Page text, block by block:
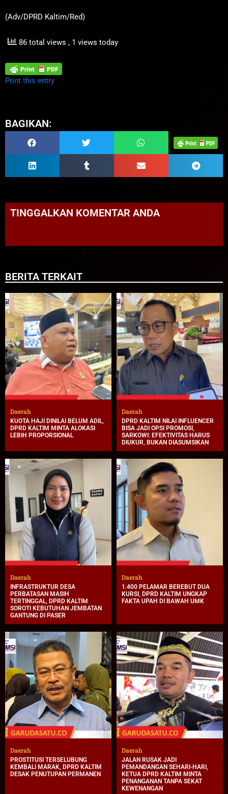
(Adv/DPRD Kaltim/Red)
86 total views , 1 views today
Print this entry
BAGIKAN:
TINGGALKAN KOMENTAR ANDA
BERITA TERKAIT
Daerah
KUOTA HAJI DINILAI BELUM ADIL,
DPRD KALTIM MINTA ALOKASI
LEBIH PROPORSIONAL
Daerah
DPRD KALTIM NILAI INFLUENCER
BISA JADI OPSI PROMOSI,
SARKOWI: EFEKTIVITAS HARUS
DIUKUR, BUKAN DIASUMSIKAN
Daerah
INFRASTRUKTUR DESA
PERBATASAN MASIH
TERTINGGAL, DPRD KALTIM
SOROTI KEBUTUHAN JEMBATAN
GANTUNG DI PASER
Daerah
1.400 PELAMAR BEREBUT DUA
KURSI, DPRD KALTIM UNGKAP
FAKTA UPAH DI BAWAH UMK
Daerah
PROSTITUSI TERSELUBUNG
KEMBALI MARAK, DPRD KALTIM
DESAK PENUTUPAN PERMANEN
Daerah
JALAN RUSAK JADI
PEMANDANGAN SEHARI-HARI,
KETUA DPRD KALTIM MINTA
PENANGANAN TANPA SEKAT
KEWENANGAN